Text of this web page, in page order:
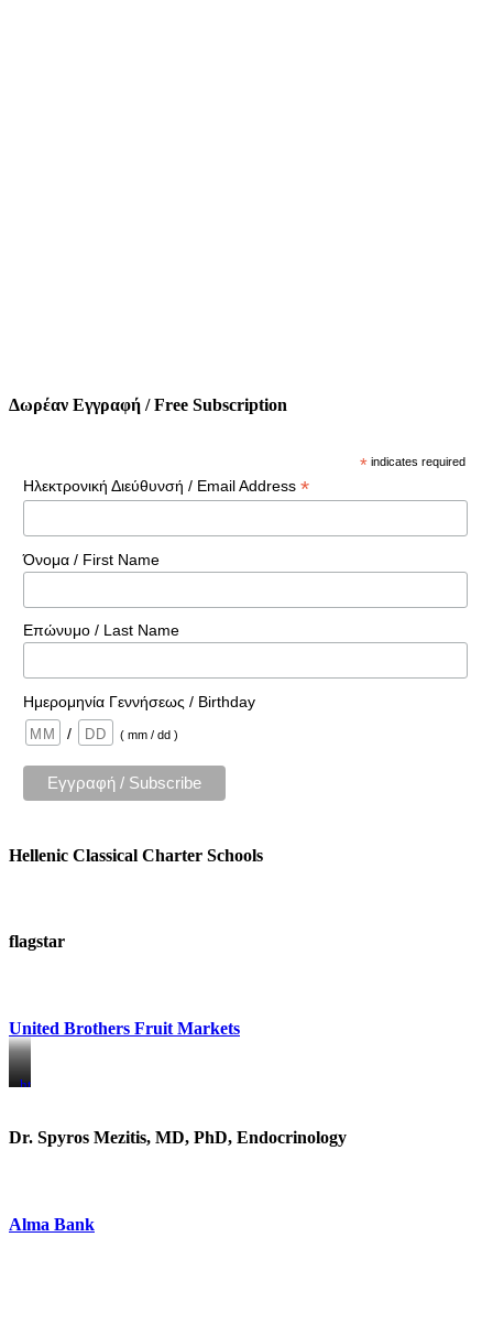
Δωρέαν Εγγραφή / Free Subscription
* indicates required
Ηλεκτρονική Διεύθυνσή / Email Address *
Όνομα / First Name
Επώνυμο / Last Name
Ημερομηνία Γεννήσεως / Birthday
/
( mm / dd )
Hellenic Classical Charter Schools
flagstar
United Brothers Fruit Markets
https://www.unitedbrothersfruitmarkets.com/
https://www.unitedbrothersfruitmarkets.com/
Dr. Spyros Mezitis, MD, PhD, Endocrinology
Alma Bank